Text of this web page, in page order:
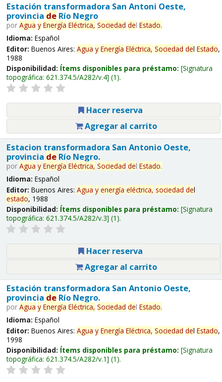
Estación transformadora San Antoni Oeste,
provincia deRío Negro
por Agua y Energía Eléctrica, Sociedad del Estado.
Idioma: Español
Editor: Buenos Aires: Agua y Energía Eléctrica, Sociedad del Estado,
1988
Disponibilidad: Ítems disponibles para préstamo: Signatura
topográfica: 621.374.5/A282/v.4 (1).
Hacer reserva
Agregar al carrito
Estacion transformadora San Antonio Oeste,
provincia deRío Negro.
por Agua y Energía Eléctrica, Sociedad del Estado.
Idioma: Español
Editor: Buenos Aires: Agua y energía eléctrica, sociedad del
estado, 1988
Disponibilidad: Ítems disponibles para préstamo: Signatura
topográfica: 621.374.5/A282/v.3 (1).
Hacer reserva
Agregar al carrito
Estación transformadora San Antonio Oeste,
provincia deRío Negro.
por Agua y Energía Eléctrica, Sociedad del Estado.
Idioma: Español
Editor: Buenos Aires: Agua y Energía Eléctrica, Sociedad del Estado,
1998
Disponibilidad: Ítems disponibles para préstamo: Signatura
topográfica: 621.374.5/A282/v.1 (1).